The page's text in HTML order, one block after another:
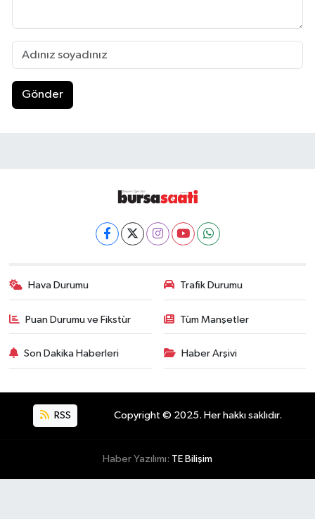
Gönder
Hava Durumu Trafik Durumu
Puan Durumu ve Fikstür Tüm Manşetler
Son Dakika Haberleri Haber Arşivi
RSS Copyright © 2025. Her hakkı saklıdır.
Haber Yazılımı: TE Bilişim